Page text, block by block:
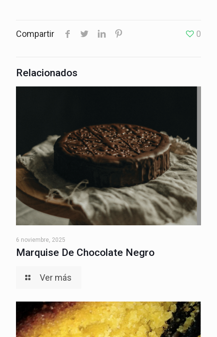
Compartir 0
Relacionados
6 noviembre, 2025
Marquise De Chocolate Negro
Ver más